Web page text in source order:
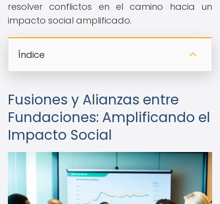
resolver conflictos en el camino hacia un
impacto social amplificado.
Índice
Fusiones y Alianzas entre
Fundaciones: Amplificando el
Impacto Social